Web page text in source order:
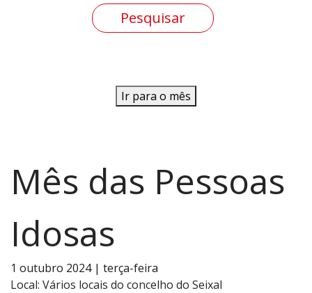
Ir para o mês
Mês das Pessoas
Idosas
1 outubro 2024 | terça-feira
Local: Vários locais do concelho do Seixal